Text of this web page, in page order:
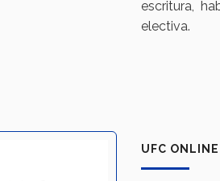
escritura,
electiva.
UFC